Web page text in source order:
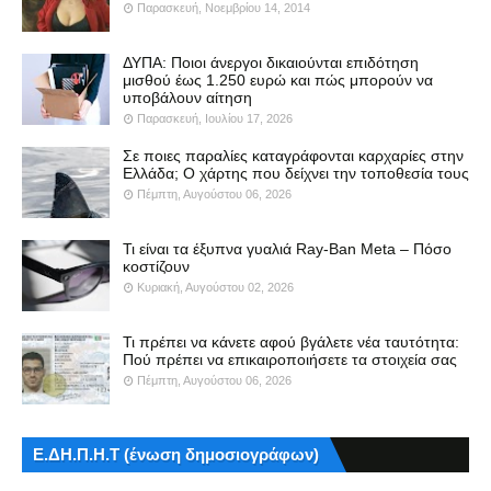
Παρασκευή, Νοεμβρίου 14, 2014
ΔΥΠΑ: Ποιοι άνεργοι δικαιούνται επιδότηση
μισθού έως 1.250 ευρώ και πώς μπορούν να
υποβάλουν αίτηση
Παρασκευή, Ιουλίου 17, 2026
Σε ποιες παραλίες καταγράφονται καρχαρίες στην
Ελλάδα; Ο χάρτης που δείχνει την τοποθεσία τους
Πέμπτη, Αυγούστου 06, 2026
Τι είναι τα έξυπνα γυαλιά Ray-Ban Meta – Πόσο
κοστίζουν
Κυριακή, Αυγούστου 02, 2026
Τι πρέπει να κάνετε αφού βγάλετε νέα ταυτότητα:
Πού πρέπει να επικαιροποιήσετε τα στοιχεία σας
Πέμπτη, Αυγούστου 06, 2026
Ε.ΔΗ.Π.Η.Τ (ένωση δημοσιογράφων)